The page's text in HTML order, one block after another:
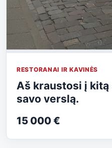
RESTORANAI IR KAVINĖS
Aš kraustosi į kitą
savo verslą.
15 000 €